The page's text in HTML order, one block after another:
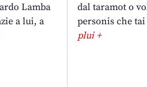
Lamba
a lui, a
dal taramot o
personis che
plui +